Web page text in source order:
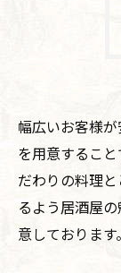
幅広いお客様
を用意するこ
だわりの料理
るよう居酒屋
意しております。